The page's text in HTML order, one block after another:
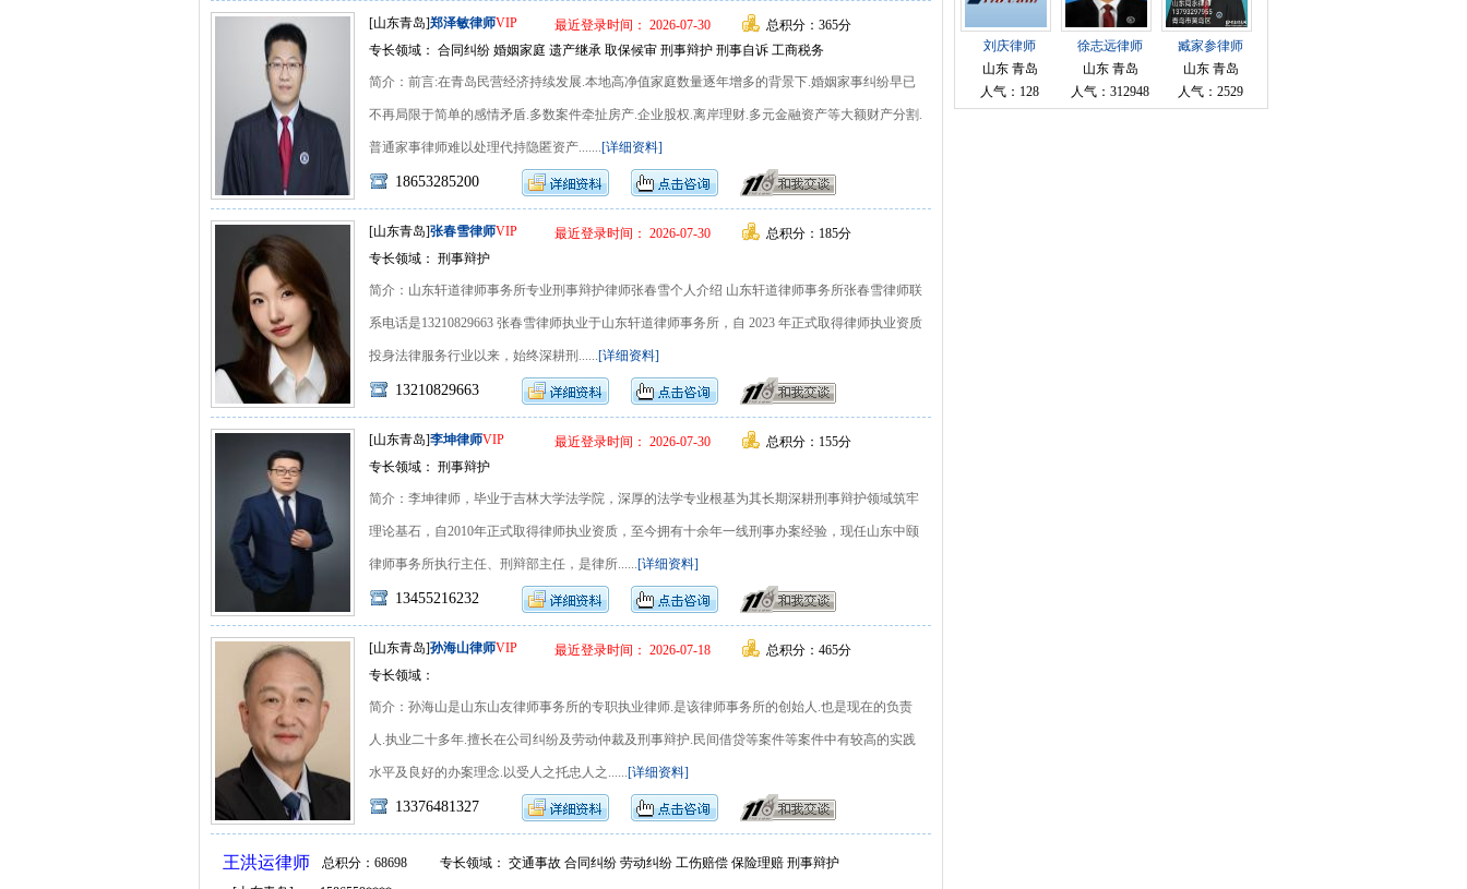
[山东青岛]郑泽敏律师VIP 最近登录时间： 2026-07-30
总积分：365分
专长领域： 合同纠纷 婚姻家庭 遗产继承 取保候审 刑事辩护 刑事自诉 工商税务
简介：前言:在青岛民营经济持续发展.本地高净值家庭数量逐年增多的背景下.婚姻家事纠纷早已
不再局限于简单的感情矛盾.多数案件牵扯房产.企业股权.离岸理财.多元金融资产等大额财产分割.
普通家事律师难以处理代持隐匿资产.......[详细资料]
18653285200
[山东青岛]张春雪律师VIP 最近登录时间： 2026-07-30
总积分：185分
专长领域： 刑事辩护
简介：山东轩道律师事务所专业刑事辩护律师张春雪个人介绍 山东轩道律师事务所张春雪律师联
系电话是13210829663 张春雪律师执业于山东轩道律师事务所，自 2023 年正式取得律师执业资质
投身法律服务行业以来，始终深耕刑......[详细资料]
13210829663
[山东青岛]李坤律师VIP 最近登录时间： 2026-07-30
总积分：155分
专长领域： 刑事辩护
简介：李坤律师，毕业于吉林大学法学院，深厚的法学专业根基为其长期深耕刑事辩护领域筑牢
理论基石，自2010年正式取得律师执业资质，至今拥有十余年一线刑事办案经验，现任山东中颐
律师事务所执行主任、刑辩部主任，是律所......[详细资料]
13455216232
[山东青岛]孙海山律师VIP 最近登录时间： 2026-07-18
总积分：465分
专长领域：
简介：孙海山是山东山友律师事务所的专职执业律师.是该律师事务所的创始人.也是现在的负责
人.执业二十多年.擅长在公司纠纷及劳动仲裁及刑事辩护.民间借贷等案件等案件中有较高的实践
水平及良好的办案理念.以受人之托忠人之......[详细资料]
13376481327
王洪运律师
总积分：68698
专长领域： 交通事故 合同纠纷 劳动纠纷 工伤赔偿 保险理赔 刑事辩护
刘庆律师
山东 青岛
人气：128
徐志远律师
山东 青岛
人气：312948
臧家参律师
山东 青岛
人气：2529